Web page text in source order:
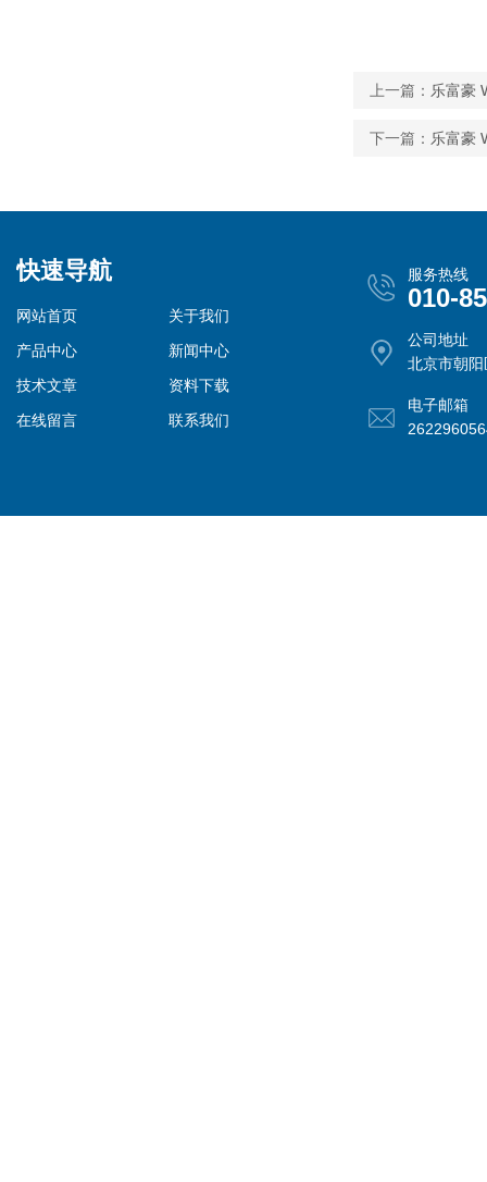
上一篇： 乐富豪
下一篇： 乐富豪
快速导航
网站首页
关于我们
产品中心
新闻中心
技术文章
资料下载
在线留言
联系我们
服务热线
010-
公司地址
北京市朝
电子邮箱